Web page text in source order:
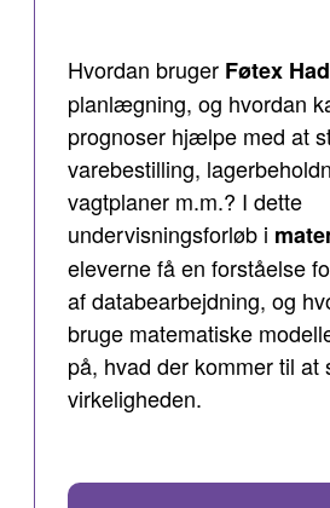
Hvordan bruger Føtex
planlægning, og hvordan
prognoser hjælpe med at
varebestilling,
vagtplaner m.m.? I dette
undervisningsforløb i
eleverne få en forståelse
af databearbejdning, og
bruge matematiske
på, hvad der kommer til at
virkeligheden.